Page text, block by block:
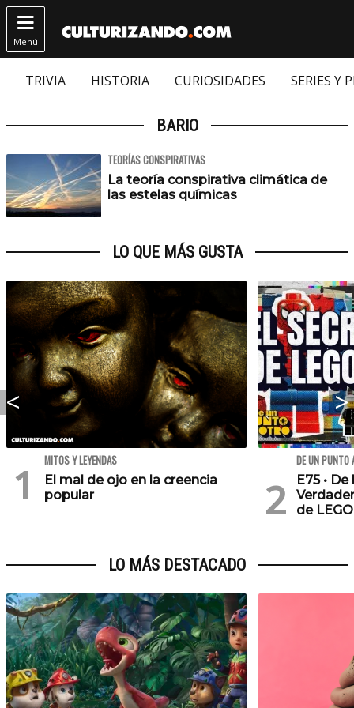

Menú
TRIVIA HISTORIA CURIOSIDADES SERIES Y
BARIO
TEORÍAS CONSPIRATIVAS
La teoría conspirativa climática de
las estelas químicas
LO QUE MÁS GUSTA
MITOS Y LEYENDAS
El mal de ojo en la creencia
popular
DE UN PUNTO
E75 •
de
LO MÁS DESTACADO